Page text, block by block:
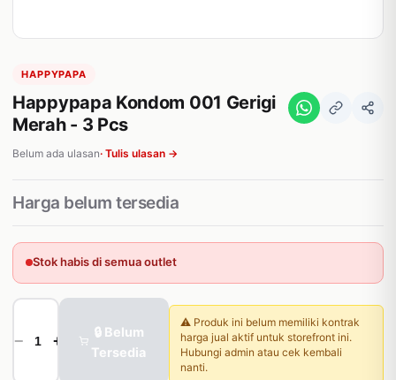
HAPPYPAPA
Happypapa Kondom 001 Gerigi
Merah - 3 Pcs
Belum ada ulasan· Tulis ulasan →
Harga belum tersedia
Stok habis di semua outlet
− +
🔒 Belum
Tersedia
⚠️ Produk ini belum memiliki kontrak
harga jual aktif untuk storefront ini.
Hubungi admin atau cek kembali
nanti.